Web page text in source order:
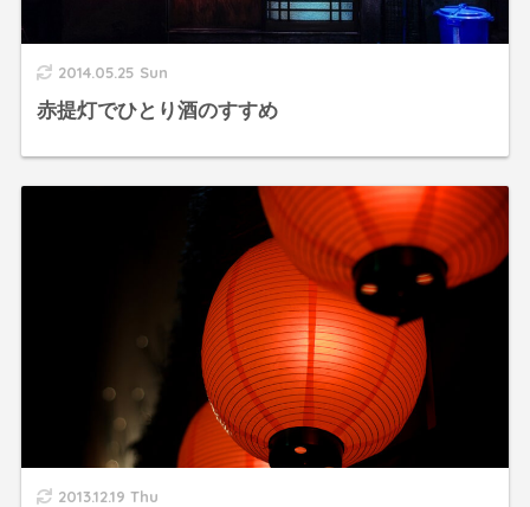
2014.05.25 Sun
赤提灯でひとり酒のすすめ
2013.12.19 Thu